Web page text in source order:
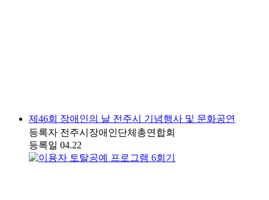
제46회 장애인의 날 전주시 기념행사 및 문화공연
등록자 전주시장애인단체총연합회
등록일 04.22